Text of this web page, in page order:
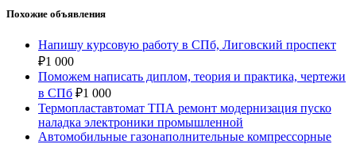
Похожие объявления
Напишу курсовую работу в СПб, Лиговский проспект
₽1 000
Поможем написать диплом, теория и практика, чертежи
в СПб ₽1 000
Термопластавтомат ТПА ремонт модернизация пуско
наладка электроники промышленной
Автомобильные газонаполнительные компрессорные